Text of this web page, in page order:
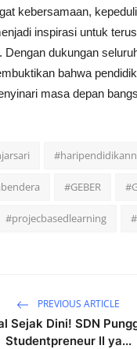
kebersamaan,
inspirasi untuk
Dengan dukungan
bahwa
masa depan
#GEBER
#projecbasedlearning
PREVIOUS ARTICLE
Sejak Dini! SDN
Studentpreneur II ya...